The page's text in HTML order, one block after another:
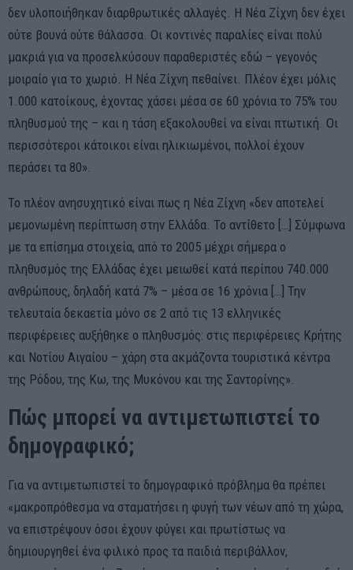
δεν υλοποιήθηκαν διαρθρωτικές αλλαγές. Η Νέα Ζίχνη δεν έχει
ούτε βουνά ούτε θάλασσα. Οι κοντινές παραλίες είναι πολύ
μακριά για να προσελκύσουν παραθεριστές εδώ – γεγονός
μοιραίο για το χωριό. Η Νέα Ζίχνη πεθαίνει. Πλέον έχει μόλις
1.000 κατοίκους, έχοντας χάσει μέσα σε 60 χρόνια το 75% του
πληθυσμού της – και η τάση εξακολουθεί να είναι πτωτική. Οι
περισσότεροι κάτοικοι είναι ηλικιωμένοι, πολλοί έχουν
περάσει τα 80».
Το πλέον ανησυχητικό είναι πως η Νέα Ζίχνη «δεν αποτελεί
μεμονωμένη περίπτωση στην Ελλάδα. Το αντίθετο […] Σύμφωνα
με τα επίσημα στοιχεία, από το 2005 μέχρι σήμερα ο
πληθυσμός της Ελλάδας έχει μειωθεί κατά περίπου 740.000
ανθρώπους, δηλαδή κατά 7% – μέσα σε 16 χρόνια […] Την
τελευταία δεκαετία μόνο σε 2 από τις 13 ελληνικές
περιφέρειες αυξήθηκε ο πληθυσμός: στις περιφέρειες Κρήτης
και Νοτίου Αιγαίου – χάρη στα ακμάζοντα τουριστικά κέντρα
της Ρόδου, της Κω, της Μυκόνου και της Σαντορίνης».
Πώς μπορεί να αντιμετωπιστεί το
δημογραφικό;
Για να αντιμετωπιστεί το δημογραφικό πρόβλημα θα πρέπει
«μακροπρόθεσμα να σταματήσει η φυγή των νέων από τη χώρα,
να επιστρέψουν όσοι έχουν φύγει και πρωτίστως να
δημιουργηθεί ένα φιλικό προς τα παιδιά περιβάλλον,